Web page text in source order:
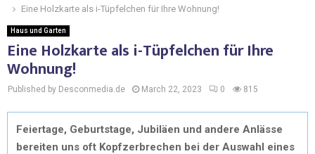
Eine Holzkarte als i-Tüpfelchen für Ihre Wohnung!
Haus und Garten
Eine Holzkarte als i-Tüpfelchen für Ihre
Wohnung!
Published by Desconmedia.de March 22, 2023 0 815
Feiertage, Geburtstage, Jubiläen und andere Anlässe
bereiten uns oft Kopfzerbrechen bei der Auswahl eines